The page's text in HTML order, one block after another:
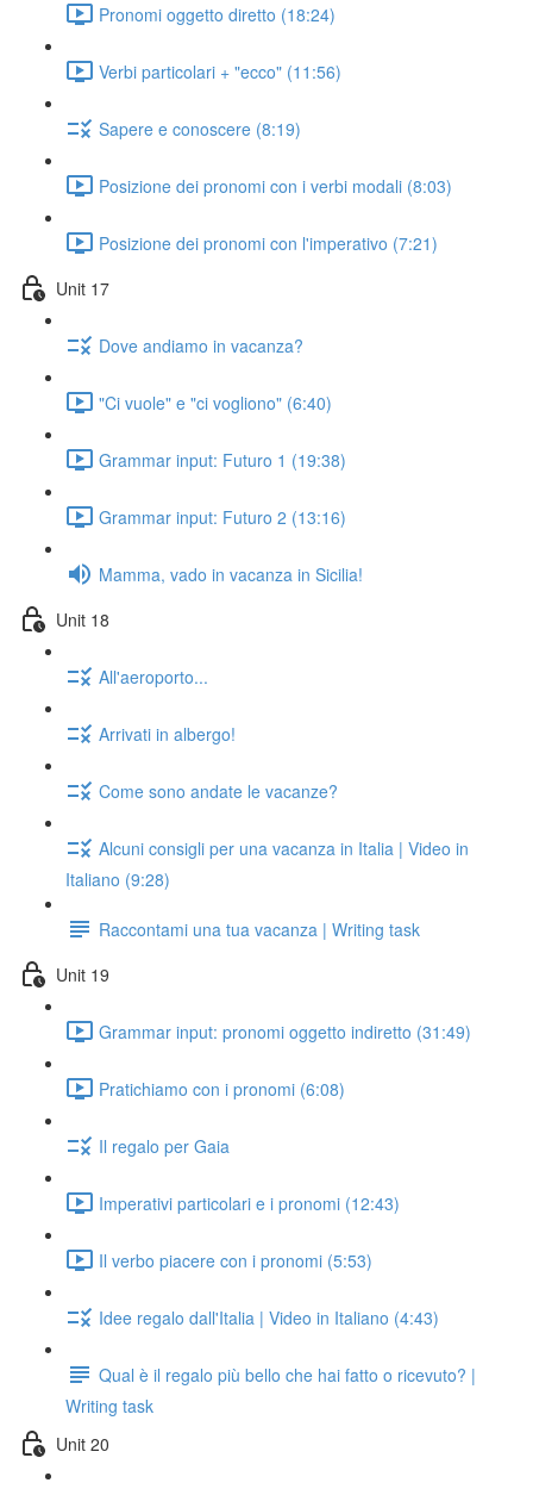
Pronomi oggetto diretto (18:24)
Verbi particolari + "ecco" (11:56)
Sapere e conoscere (8:19)
Posizione dei pronomi con i verbi modali (8:03)
Posizione dei pronomi con l'imperativo (7:21)
Unit 17
Dove andiamo in vacanza?
"Ci vuole" e "ci vogliono" (6:40)
Grammar input: Futuro 1 (19:38)
Grammar input: Futuro 2 (13:16)
Mamma, vado in vacanza in Sicilia!
Unit 18
All'aeroporto...
Arrivati in albergo!
Come sono andate le vacanze?
Alcuni consigli per una vacanza in Italia | Video in
Italiano (9:28)
Raccontami una tua vacanza | Writing task
Unit 19
Grammar input: pronomi oggetto indiretto (31:49)
Pratichiamo con i pronomi (6:08)
Il regalo per Gaia
Imperativi particolari e i pronomi (12:43)
Il verbo piacere con i pronomi (5:53)
Idee regalo dall'Italia | Video in Italiano (4:43)
Qual è il regalo più bello che hai fatto o ricevuto? |
Writing task
Unit 20